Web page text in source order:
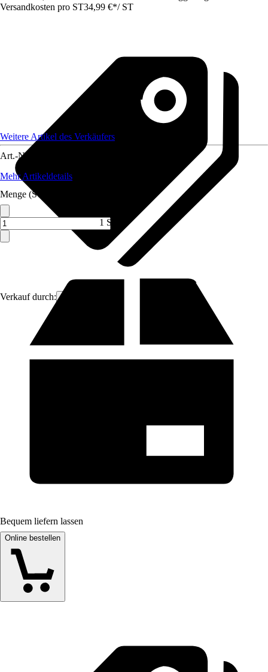
Versandkosten pro ST34,99 €*/ ST
Verkauf durch:
Weitere Artikel des Verkäufers
Art.-Nr.
Mehr Artikeldetails
Menge (ST)
1 ST
Bequem liefern lassen
Online bestellen